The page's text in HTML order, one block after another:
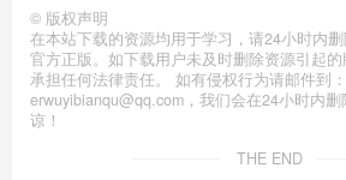
© 版权声明
在本站下载的资源均用于学习，请24小时内
官方正版。如下载用户未及时删除资源引起
承担任何法律责任。 如有侵权行为请邮件到：
erwuyibianqu@qq.com，我们会在24小时内
谅！
THE END